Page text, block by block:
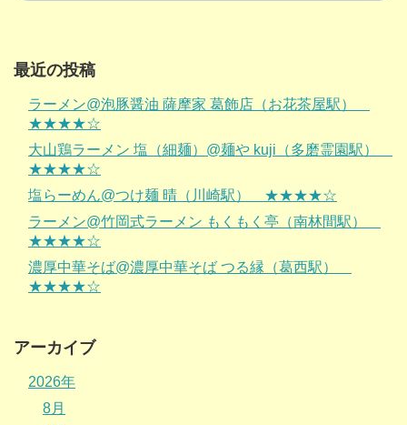
最近の投稿
ラーメン@泡豚醤油 薩摩家 葛飾店（お花茶屋駅）
★★★★☆
大山鶏ラーメン 塩（細麺）@麺や kuji（多磨霊園駅）
★★★★☆
塩らーめん@つけ麺 晴（川崎駅） ★★★★☆
ラーメン@竹岡式ラーメン もくもく亭（南林間駅）
★★★★☆
濃厚中華そば@濃厚中華そば つる縁（葛西駅）
★★★★☆
アーカイブ
2026年
8月